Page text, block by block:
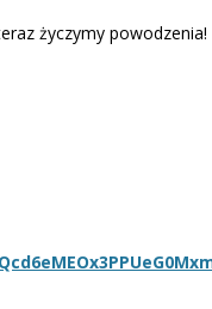
życzymy powodzenia!